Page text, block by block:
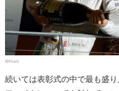
©︎Pirelli
続いては表彰式の中で最も盛